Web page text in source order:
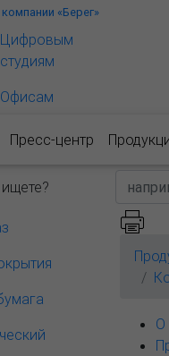
«Берег»
Цифровым
студиям
Офисам
Пресс-центр
О